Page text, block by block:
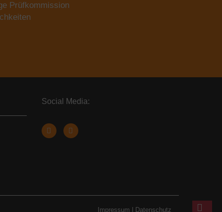
Prüfkommission
Social Media:
Impressum Datenschutz